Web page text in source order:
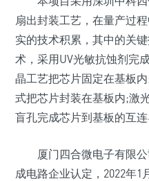
扇出封装工艺，在量产过
实的技术积累，其中的关
术，采用UV光敏抗蚀剂完
晶工艺把芯片固定在基板
式把芯片封装在基板内;激
盲孔完成芯片到基板的互连
厦门四合微电子有限
成电路企业认定，2022年